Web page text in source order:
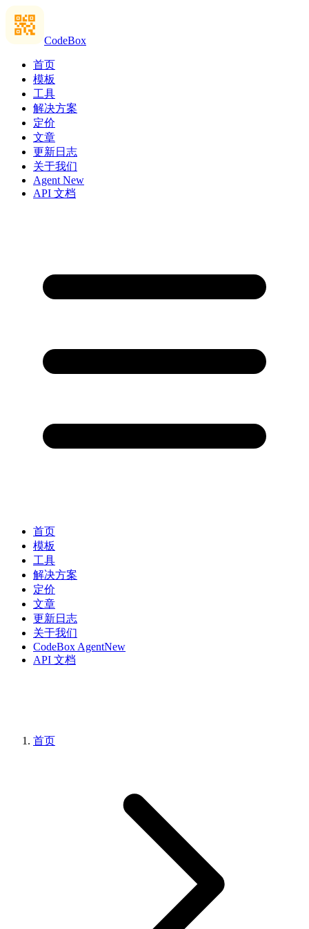
CodeBox
首页
模板
工具
解决方案
定价
文章
更新日志
关于我们
Agent New
API 文档
首页
模板
工具
解决方案
定价
文章
更新日志
关于我们
CodeBox AgentNew
API 文档
首页